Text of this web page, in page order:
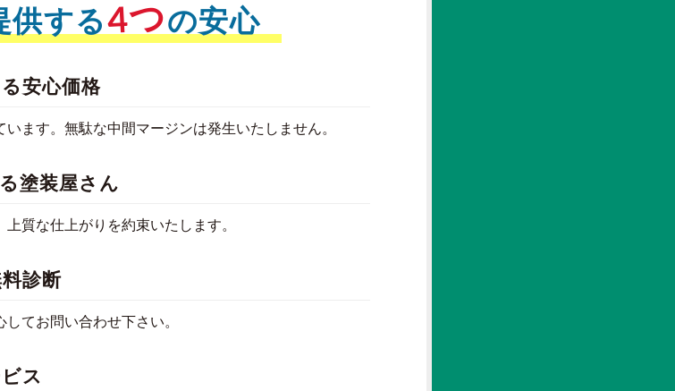
供する4つの安心
安心価格
ます。無駄な中間マージンは発生いたしません。
塗装屋さん
質な仕上がりを約束いたします。
診断
てお問い合わせ下さい。
ス